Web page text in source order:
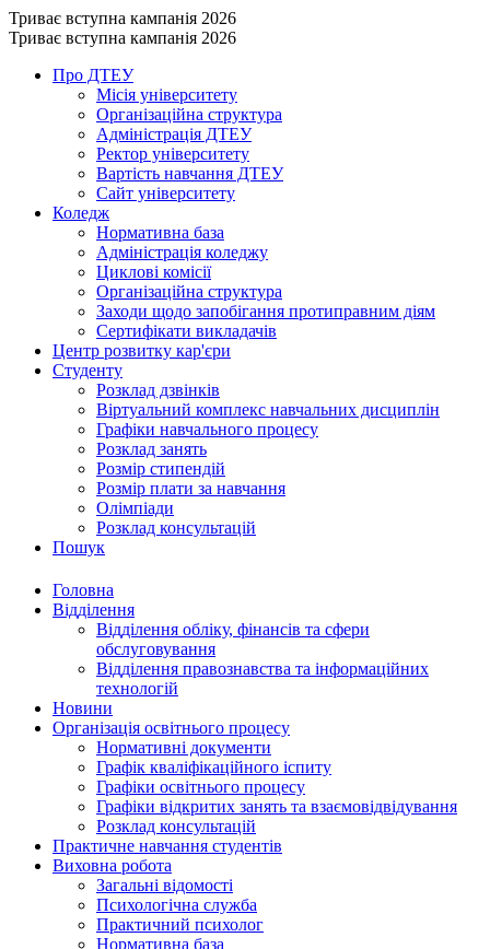
Триває вступна кампанія 2026
Триває вступна кампанія 2026
Про ДТЕУ
Місія університету
Організаційна структура
Адміністрація ДТЕУ
Ректор університету
Вартість навчання ДТЕУ
Сайт університету
Коледж
Нормативна база
Адміністрація коледжу
Циклові комісії
Організаційна структура
Заходи щодо запобігання протиправним діям
Сертифікати викладачів
Центр розвитку кар'єри
Студенту
Розклад дзвінків
Віртуальний комплекс навчальних дисциплін
Графіки навчального процесу
Розклад занять
Розмір стипендій
Розмір плати за навчання
Олімпіади
Розклад консультацій
Пошук
Головна
Відділення
Відділення обліку, фінансів та сфери
обслуговування
Відділення правознавства та інформаційних
технологій
Новини
Організація освітнього процесу
Нормативні документи
Графік кваліфікаційного іспиту
Графіки освітнього процесу
Графіки відкритих занять та взаємовідвідування
Розклад консультацій
Практичне навчання студентів
Виховна робота
Загальні відомості
Психологічна служба
Практичний психолог
Нормативна база